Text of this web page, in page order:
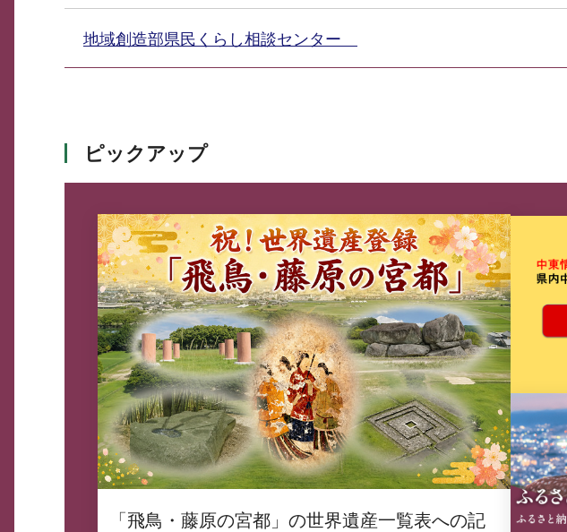
地域創造部県民くらし相談センター
ピックアップ
「飛鳥・藤原の宮都」の世界遺産一覧表への記